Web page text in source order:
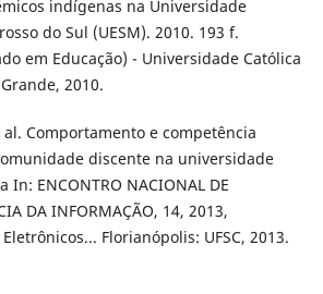
indígenas na Universidade
do Sul (UESM). 2010. 193 f.
em Educação) - Universidade Católica
2010.
al. Comportamento e competência
discente na universidade
ENCONTRO NACIONAL DE
DA INFORMAÇÃO, 14, 2013,
Florianópolis: UFSC, 2013.